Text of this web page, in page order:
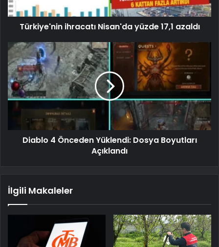
Türkiye'nin ihracatı Nisan'da yüzde 17,1 azaldı
Diablo 4 Önceden Yüklendi: Dosya Boyutları
Açıklandı
İlgili Makaleler